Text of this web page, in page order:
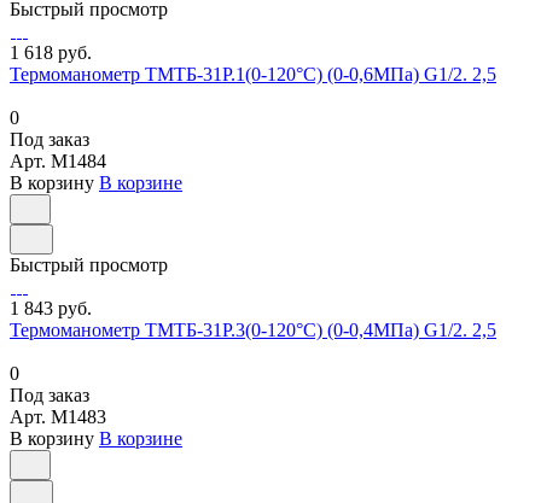
Быстрый просмотр
1 618 руб.
Термоманометр ТМТБ-31Р.1(0-120°С) (0-0,6МПа) G1/2. 2,5
0
Под заказ
Арт. M1484
В корзину В корзине
Быстрый просмотр
1 843 руб.
Термоманометр ТМТБ-31Р.3(0-120°С) (0-0,4МПа) G1/2. 2,5
0
Под заказ
Арт. M1483
В корзину В корзине